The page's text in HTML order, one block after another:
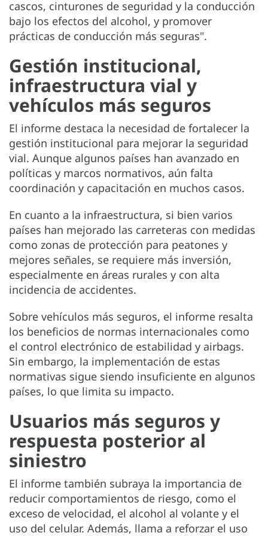
cascos, cinturones de seguridad y la conducción
bajo los efectos del alcohol, y promover
prácticas de conducción más seguras".
Gestión institucional,
infraestructura vial y
vehículos más seguros
El informe destaca la necesidad de fortalecer la
gestión institucional para mejorar la seguridad
vial. Aunque algunos países han avanzado en
políticas y marcos normativos, aún falta
coordinación y capacitación en muchos casos.
En cuanto a la infraestructura, si bien varios
países han mejorado las carreteras con medidas
como zonas de protección para peatones y
mejores señales, se requiere más inversión,
especialmente en áreas rurales y con alta
incidencia de accidentes.
Sobre vehículos más seguros, el informe resalta
los beneficios de normas internacionales como
el control electrónico de estabilidad y airbags.
Sin embargo, la implementación de estas
normativas sigue siendo insuficiente en algunos
países, lo que limita su impacto.
Usuarios más seguros y
respuesta posterior al
siniestro
El informe también subraya la importancia de
reducir comportamientos de riesgo, como el
exceso de velocidad, el alcohol al volante y el
uso del celular. Además, llama a reforzar el uso